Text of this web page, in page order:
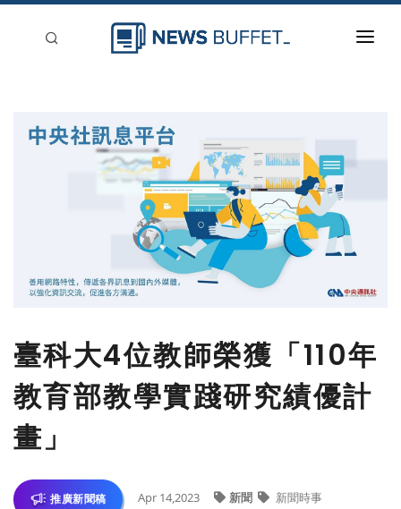
臺科大4位教師榮獲「110年
教育部教學實踐研究績優計
畫」
推廣新聞稿 Apr 14,2023 新聞 新聞時事